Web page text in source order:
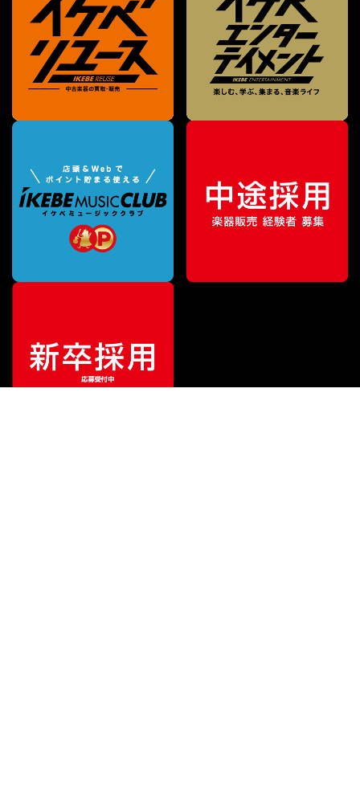
販売価格 253,000（税込）
¥238,000（税込）